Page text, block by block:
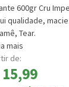
600gr Cru
qualidade,
Tear.
mais
de:
15,99